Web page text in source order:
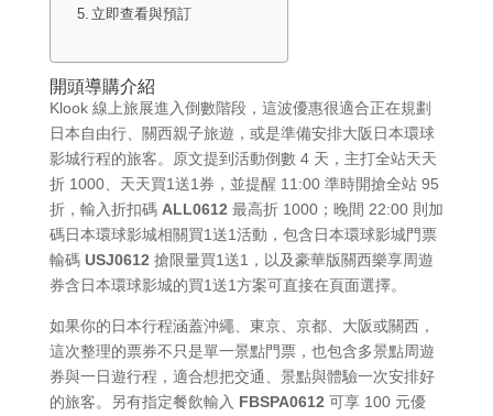
立即查看與預訂
開頭導購介紹
Klook 線上旅展進入倒數階段，這波優惠很適合正在規劃
日本自由行、關西親子旅遊，或是準備安排大阪日本環球
影城行程的旅客。原文提到活動倒數 4 天，主打全站天天
折 1000、天天買1送1券，並提醒 11:00 準時開搶全站 95
折，輸入折扣碼 ALL0612 最高折 1000；晚間 22:00 則加
碼日本環球影城相關買1送1活動，包含日本環球影城門票
輸碼 USJ0612 搶限量買1送1，以及豪華版關西樂享周遊
券含日本環球影城的買1送1方案可直接在頁面選擇。
如果你的日本行程涵蓋沖繩、東京、京都、大阪或關西，
這次整理的票券不只是單一景點門票，也包含多景點周遊
券與一日遊行程，適合想把交通、景點與體驗一次安排好
的旅客。另有指定餐飲輸入 FBSPA0612 可享 100 元優